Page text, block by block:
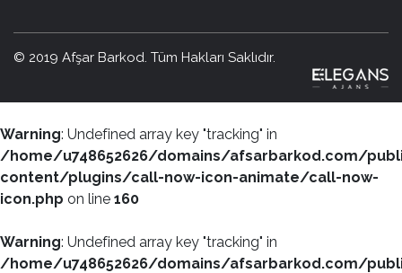
© 2019 Afşar Barkod. Tüm Hakları Saklıdır.
Warning: Undefined array key "tracking" in
/home/u748652626/domains/afsarbarkod.com/
content/plugins/call-now-icon-animate/call-now-
icon.php on line 160
Warning: Undefined array key "tracking" in
/home/u748652626/domains/afsarbarkod.com/